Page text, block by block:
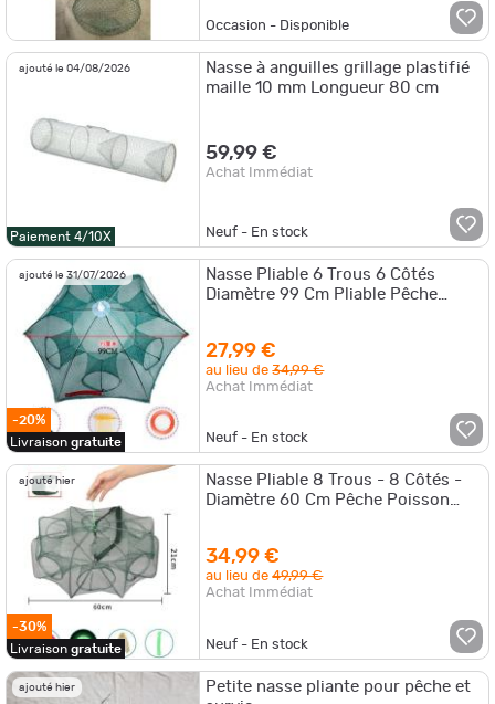
Occasion - Disponible
ajouté le 04/08/2026
Paiement 4/10X
Nasse à anguilles grillage plastifié
maille 10 mm Longueur 80 cm
59,99 €
Achat Immédiat
Neuf - En stock
ajouté le 31/07/2026
-20%
Livraison gratuite
Nasse Pliable 6 Trous 6 Côtés
Diamètre 99 Cm Pliable Pêche
27,99 €
au lieu de34,99 €
Achat Immédiat
Neuf - En stock
ajouté hier
-30%
Livraison gratuite
Nasse Pliable 8 Trous - 8 Côtés -
Diamètre 60 Cm Pêche Poisson
34,99 €
au lieu de49,99 €
Achat Immédiat
Neuf - En stock
ajouté hier
Petite nasse pliante pour pêche et